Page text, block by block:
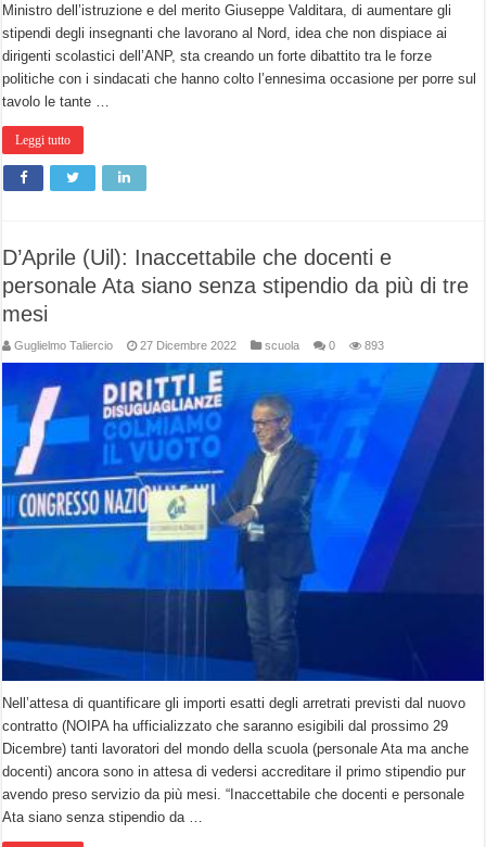
Ministro dell’istruzione e del merito Giuseppe Valditara, di aumentare gli
stipendi degli insegnanti che lavorano al Nord, idea che non dispiace ai
dirigenti scolastici dell’ANP, sta creando un forte dibattito tra le forze
politiche con i sindacati che hanno colto l’ennesima occasione per porre sul
tavolo le tante …
Leggi tutto
D’Aprile (Uil): Inaccettabile che docenti e
personale Ata siano senza stipendio da più di tre
mesi
Guglielmo Taliercio 27 Dicembre 2022 scuola 0 893
Nell’attesa di quantificare gli importi esatti degli arretrati previsti dal nuovo
contratto (NOIPA ha ufficializzato che saranno esigibili dal prossimo 29
Dicembre) tanti lavoratori del mondo della scuola (personale Ata ma anche
docenti) ancora sono in attesa di vedersi accreditare il primo stipendio pur
avendo preso servizio da più mesi. “Inaccettabile che docenti e personale
Ata siano senza stipendio da …